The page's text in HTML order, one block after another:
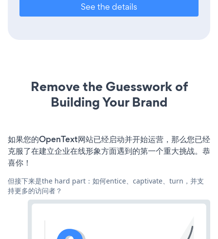
See the details
Remove the Guesswork of
Building Your Brand
如果您的OpenText网站已经启动并开始运营，那么您已经
克服了在建立企业在线形象方面遇到的第一个重大挑战。恭
喜你！
但接下来是the hard part：如何entice、captivate、turn，并支
持更多的访问者？